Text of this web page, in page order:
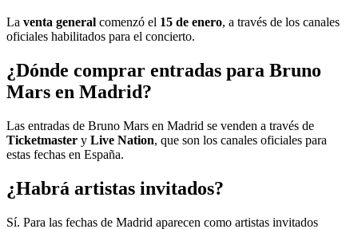
La venta general comenzó el 15 de enero, a través de los canales
oficiales habilitados para el concierto.
¿Dónde comprar entradas para Bruno
Mars en Madrid?
Las entradas de Bruno Mars en Madrid se venden a través de
Ticketmaster y Live Nation, que son los canales oficiales para
estas fechas en España.
¿Habrá artistas invitados?
Sí. Para las fechas de Madrid aparecen como artistas invitados